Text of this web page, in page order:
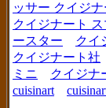
ッサー クイジナ
クイジナート
ースター
クイ
クイジナート社
ミニ
クイジナ
cuisinart